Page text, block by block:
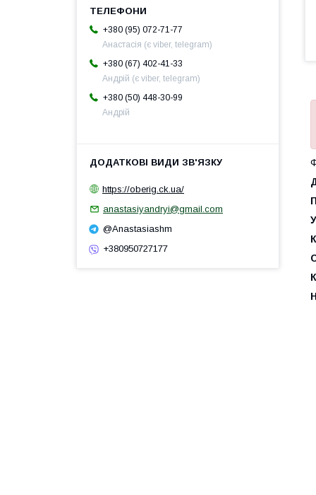
+380 (95) 072-71-77
Анастасія (є viber, telegram)
+380 (67) 402-41-33
Андрій (є viber, telegram)
+380 (50) 448-30-99
Андрій
https://oberig.ck.ua/
anastasiyandryi@gmail.com
@Anastasiashm
+380950727177